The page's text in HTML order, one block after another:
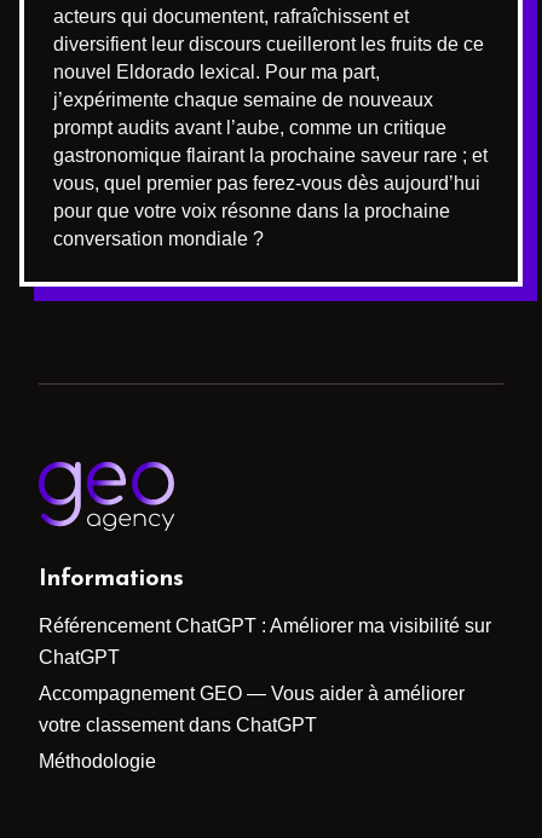
acteurs qui documentent, rafraîchissent et
diversifient leur discours cueilleront les fruits de ce
nouvel Eldorado lexical. Pour ma part,
j’expérimente chaque semaine de nouveaux
prompt audits avant l’aube, comme un critique
gastronomique flairant la prochaine saveur rare ; et
vous, quel premier pas ferez-vous dès aujourd’hui
pour que votre voix résonne dans la prochaine
conversation mondiale ?
Informations
Référencement ChatGPT : Améliorer ma visibilité sur
ChatGPT
Accompagnement GEO — Vous aider à améliorer
votre classement dans ChatGPT
Méthodologie